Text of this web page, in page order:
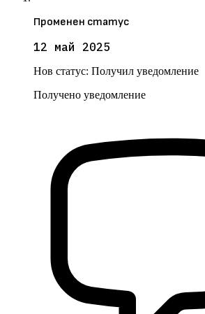
Променен статус
12 май 2025
Нов статус: Получил уведомление
Получено уведомление